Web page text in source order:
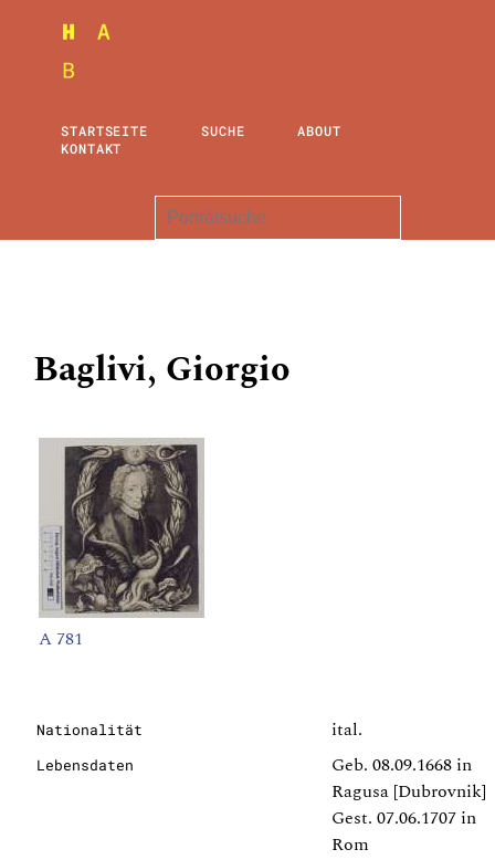
STARTSEITE SUCHE
ABOUT
KONTAKT
Baglivi, Giorgio
A 781
Nationalität ital.
Lebensdaten
Geb. 08.09.1668 in
Ragusa [Dubrovnik]
Gest. 07.06.1707 in
Rom